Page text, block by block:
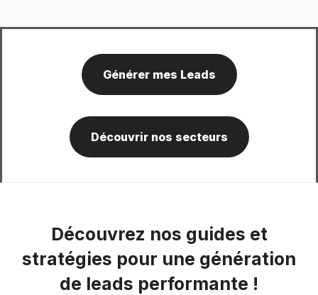
Générer mes Leads
Découvrir nos secteurs
Découvrez nos guides et
stratégies pour une génération
de leads performante !